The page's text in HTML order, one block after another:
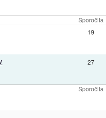
Sporočila
Sporočila
19
27